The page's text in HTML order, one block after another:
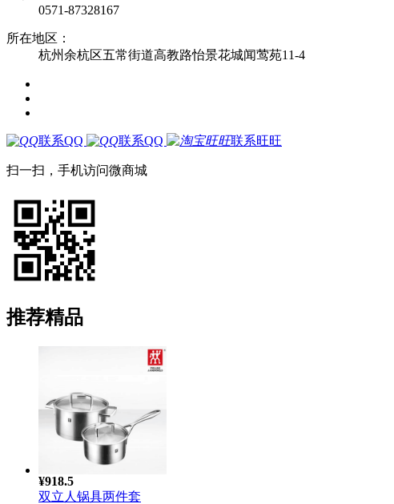
0571-87328167
所在地区：
杭州余杭区五常街道高教路怡景花城闻莺苑11-4
联系QQ 联系QQ 联系旺旺
扫一扫，手机访问微商城
推荐精品
¥918.5
双立人锅具两件套